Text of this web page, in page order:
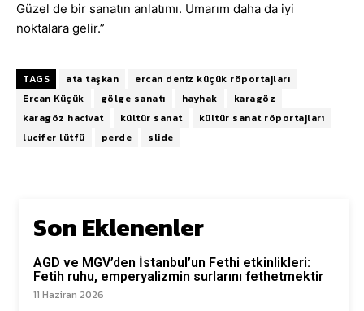
Güzel de bir sanatın anlatımı. Umarım daha da iyi
noktalara gelir.”
TAGS ata taşkan
ercan deniz küçük röportajları
Ercan Küçük
gölge sanatı hayhak
karagöz
karagöz hacivat
kültür sanat
kültür sanat röportajları
lucifer lütfü
perde slide
Son Eklenenler
AGD ve MGV’den İstanbul’un Fethi etkinlikleri:
Fetih ruhu, emperyalizmin surlarını fethetmektir
11 Haziran 2026